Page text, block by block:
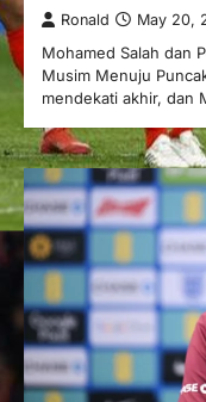
Ronald May 20,
Mohamed Salah dan
Musim Menuju
mendekati akhir, dan